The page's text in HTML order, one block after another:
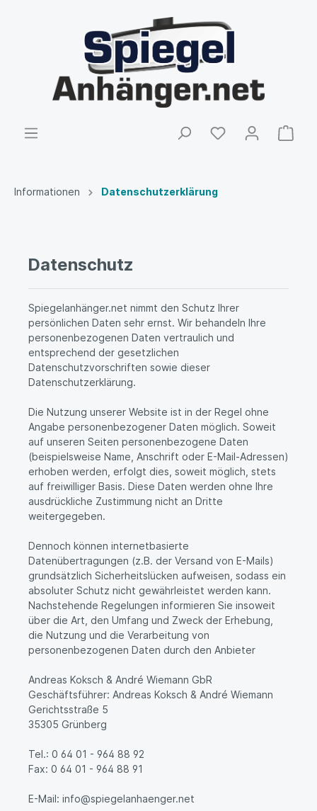
Informationen Datenschutzerklärung
Datenschutz
Spiegelanhänger.net nimmt den Schutz Ihrer
persönlichen Daten sehr ernst. Wir behandeln Ihre
personenbezogenen Daten vertraulich und
entsprechend der gesetzlichen
Datenschutzvorschriften sowie dieser
Datenschutzerklärung.
Die Nutzung unserer Website ist in der Regel ohne
Angabe personenbezogener Daten möglich. Soweit
auf unseren Seiten personenbezogene Daten
(beispielsweise Name, Anschrift oder E-Mail-Adressen)
erhoben werden, erfolgt dies, soweit möglich, stets
auf freiwilliger Basis. Diese Daten werden ohne Ihre
ausdrückliche Zustimmung nicht an Dritte
weitergegeben.
Dennoch können internetbasierte
Datenübertragungen (z.B. der Versand von E-Mails)
grundsätzlich Sicherheitslücken aufweisen, sodass ein
absoluter Schutz nicht gewährleistet werden kann.
Nachstehende Regelungen informieren Sie insoweit
über die Art, den Umfang und Zweck der Erhebung,
die Nutzung und die Verarbeitung von
personenbezogenen Daten durch den Anbieter
Andreas Koksch & André Wiemann GbR
Geschäftsführer: Andreas Koksch & André Wiemann
Gerichtsstraße 5
35305 Grünberg
Tel.: 0 64 01 - 964 88 92
Fax: 0 64 01 - 964 88 91
E-Mail: info@spiegelanhaenger.net